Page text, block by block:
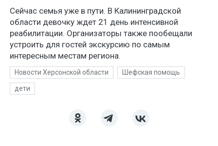
Сейчас семья уже в пути. В Калининградской
области девочку ждет 21 день интенсивной
реабилитации. Организаторы также пообещали
устроить для гостей экскурсию по самым
интересным местам региона.
Новости Херсонской области Шефская помощь
дети